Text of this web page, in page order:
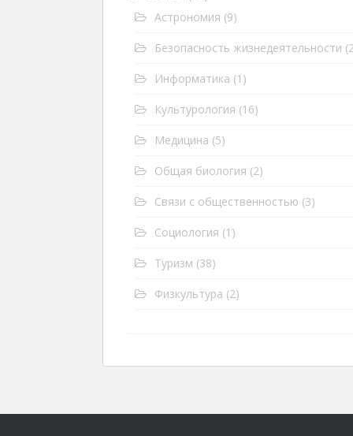
Астрономия (9)
Безопасность жизнедеятельности
Информатика (1)
Культурология (16)
Медицина (5)
Общая биология (2)
Связи с общественностью (3)
Социология (1)
Туризм (38)
Физкультура (2)